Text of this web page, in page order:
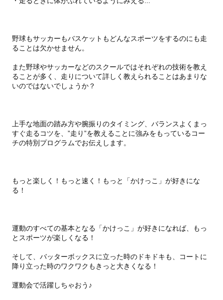
野球もサッカーもバスケットもどんなスポーツをするのにも走
ることは欠かせません。
また野球やサッカーなどのスクールではそれぞれの技術を教え
ることが多く、走りについて詳しく教えられることはあまりな
いのではないでしょうか？
上手な地面の踏み方や腕振りのタイミング、バランスよくまっ
すぐ走るコツを、”走り”を教えることに強みをもっているコー
チの特別プログラムでお伝えします。
もっと楽しく！もっと速く！もっと「かけっこ」が好きにな
る！
運動のすべての基本となる「かけっこ」が好きになれば、もっ
とスポーツが楽しくなる！
そして、バッターボックスに立った時のドキドキも、コートに
降り立った時のワクワクもきっと大きくなる！
運動会で活躍しちゃおう♪